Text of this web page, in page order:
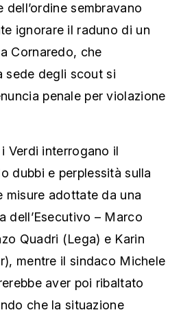
sembravano
ignorare il raduno di un
Cornaredo, che
sede degli scout si
penale per violazione
Verdi interrogano il
dubbi e perplessità sulla
misure adottate da una
dell’Esecutivo – Marco
Quadri (Lega) e Karin
mentre il sindaco Michele
aver poi ribaltato
che la situazione